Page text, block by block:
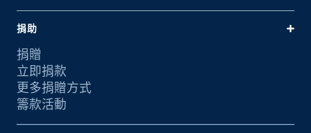
捐助
捐贈
立即捐款
更多捐贈方式
籌款活動